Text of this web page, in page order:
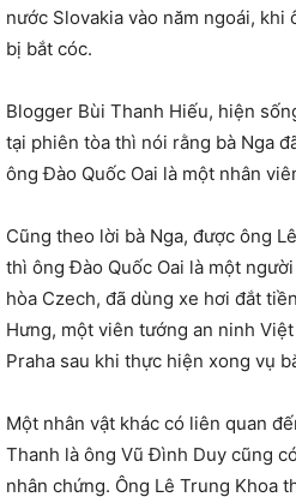
nước Slovakia vào năm ngoái, khi
bị bắt cóc.
Blogger Bùi Thanh Hiếu, hiện
tại phiên tòa thì nói rằng bà Nga
ông Đào Quốc Oai là một nhân
Cũng theo lời bà Nga, được ông
thì ông Đào Quốc Oai là một
hòa Czech, đã dùng xe hơi đắt
Hưng, một viên tướng an ninh
Praha sau khi thực hiện xong vụ
Một nhân vật khác có liên quan
Thanh là ông Vũ Đình Duy cũng
nhân chứng. Ông Lê Trung Khoa